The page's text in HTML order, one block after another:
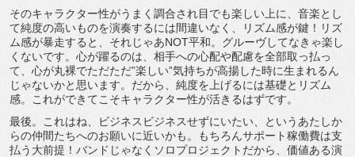
そのキャラクター性がうまく調合され目でも楽しい上に、音楽とし
て純度の高いものを演奏するには間違いなく、リズム感が鍵！リズ
ム感が暴走すると、それじゃあNOT平和。グルーヴしてなきゃ楽し
くないです。心が躍るのは、相手への心配や配慮を全部取っ払っ
て、心が丸裸でただただ”楽しい”気持ちが高揚した時に生まれるん
じゃないかと思います。だから、純度を上げるには基礎とリズム
感。これができてこそキャラクター性が活きるはずです。
最後。これはね、ビジネスビジネスせずにいたい、というあたしか
らの仲間たちへのお願いに近いかも。もちろんサポート稼働費は支
払う大前提！バンドじゃなくソロプロジェクトだから、価値ある演